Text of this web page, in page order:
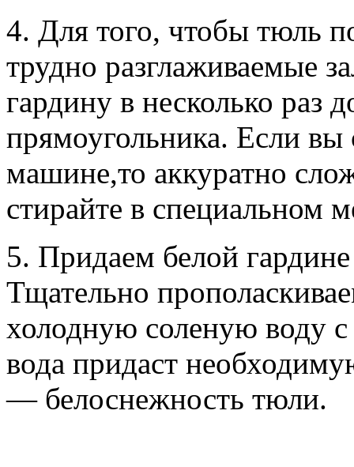
4. Для того, чтобы тюль
трудно разглаживаемые
гардину в несколько раз
прямоугольника. Если вы
машине,то аккуратно
стирайте в специальном
5. Придаем белой
Тщательно
холодную соленую воду
вода придаст
— белоснежность тюли.